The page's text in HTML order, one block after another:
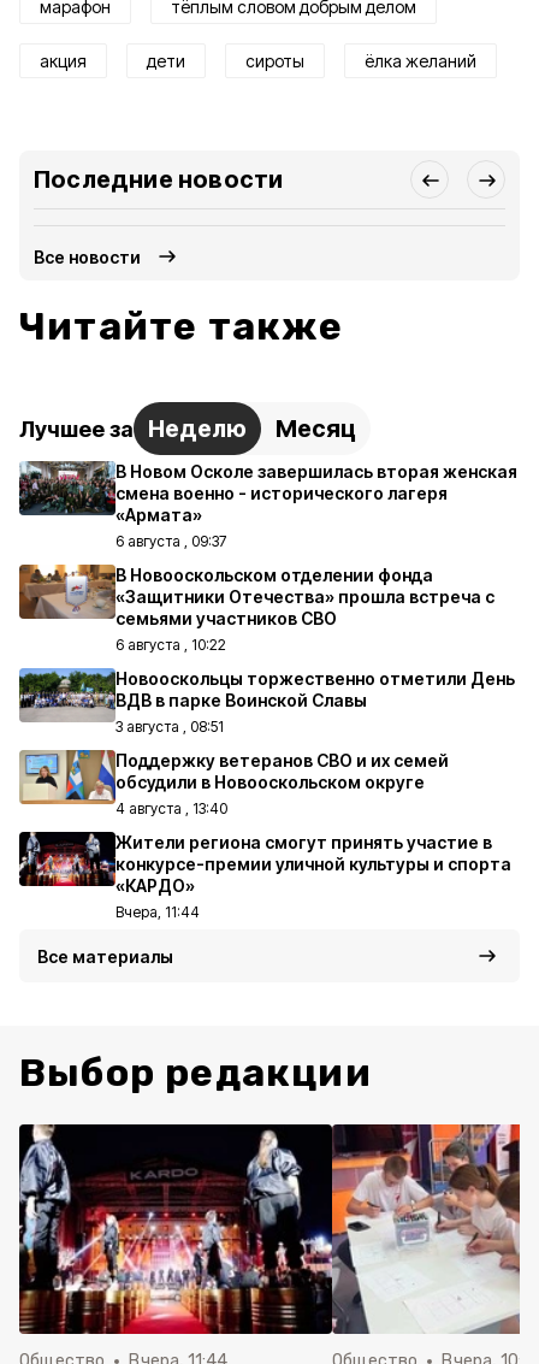
марафон тёплым словом добрым делом
акция дети сироты ёлка желаний
Последние новости
Все новости
Читайте также
Лучшее за Неделю Месяц
В Новом Осколе завершилась вторая женская
смена военно - исторического лагеря
«Армата»
6 августа , 09:37
В Новооскольском отделении фонда
«Защитники Отечества» прошла встреча с
семьями участников СВО
6 августа , 10:22
Новооскольцы торжественно отметили День
ВДВ в парке Воинской Славы
3 августа , 08:51
Поддержку ветеранов СВО и их семей
обсудили в Новооскольском округе
4 августа , 13:40
Жители региона смогут принять участие в
конкурсе-премии уличной культуры и спорта
«КАРДО»
Вчера, 11:44
Все материалы
Выбор редакции